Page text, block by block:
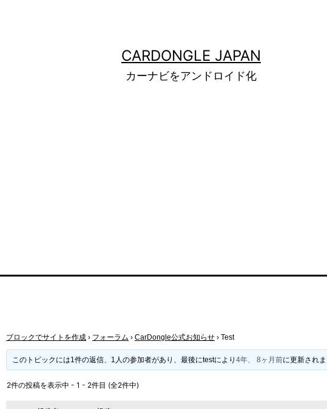
CARDONGLE JAPAN
カーナビをアンドロイド化
ブロックでサイトを作成 › フォーラム › CarDongle公式お知らせ › Test
このトピックには1件の返信、1人の参加者があり、最後にtestにより4年、 8ヶ月前に更新されま
2件の投稿を表示中 - 1 - 2件目 (全2件中)